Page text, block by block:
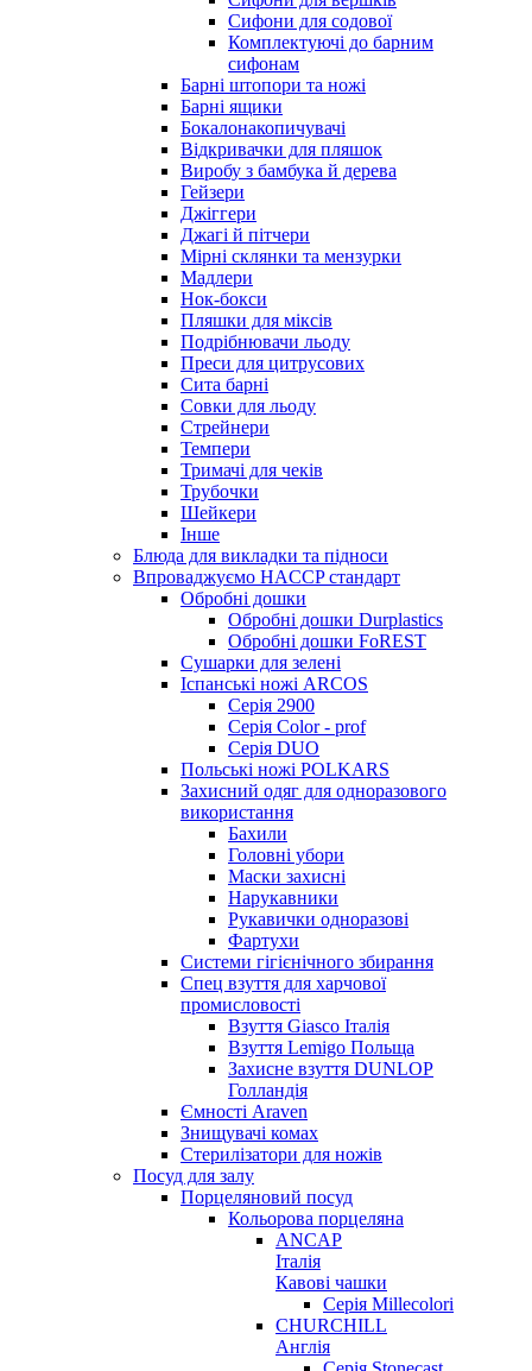
Сифони для содової
Комплектуючі до барним
сифонам
Барні штопори та ножі
Барні ящики
Бокалонакопичувачі
Відкривачки для пляшок
Виробу з бамбука й дерева
Гейзери
Джіггери
Джагі й пітчери
Мірні склянки та мензурки
Мадлери
Нок-бокси
Пляшки для міксів
Подрібнювачи льоду
Преси для цитрусових
Сита барні
Совки для льоду
Стрейнери
Темпери
Тримачі для чеків
Трубочки
Шейкери
Інше
Блюда для викладки та підноси
Впроваджуємо HACCP стандарт
Обробні дошки
Обробні дошки Durplastics
Обробні дошки FoREST
Сушарки для зелені
Іспанські ножі ARCOS
Серія 2900
Серія Color - prof
Серія DUO
Польські ножі POLKARS
Захисний одяг для одноразового
використання
Бахили
Головні убори
Маски захисні
Нарукавники
Рукавички одноразові
Фартухи
Системи гігієнічного збирання
Спец взуття для харчової
промисловості
Взуття Giasco Італія
Взуття Lemigo Польща
Захисне взуття DUNLOP
Голландія
Ємності Araven
Знищувачі комах
Стерилізатори для ножів
Посуд для залу
Порцеляновий посуд
Кольорова порцеляна
ANCAP
Італія
Кавові чашки
Серія Millecolori
CHURCHILL
Англія